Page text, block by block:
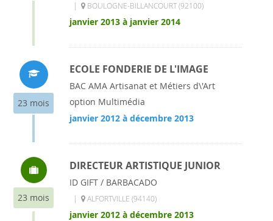
| BOULOGNE-BILLANCOURT (92100)
janvier 2013 à janvier 2014
23 mois
ECOLE FONDERIE DE L'IMAGE
BAC AMA Artisanat et Métiers d\'Art
option Multimédia
janvier 2012 à décembre 2013
23 mois
DIRECTEUR ARTISTIQUE JUNIOR
ID GIFT / BARBACADO
| ALFORTVILLE (94140)
janvier 2012 à décembre 2013